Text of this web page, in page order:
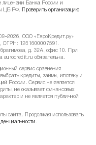
Банка России и
ЦБ РФ.
Проверить организацию
ООО «ЕвроКредит.ру»
ОГРН: 1261600007591.
д. 32А, офис 10. При
eurocredit.ru обязательна.
сервис сравнения
кредиты, займы, ипотеку и
России. Сервис не является
не оказывает финансовых
и не является публичной
сайта. Продолжая использовать